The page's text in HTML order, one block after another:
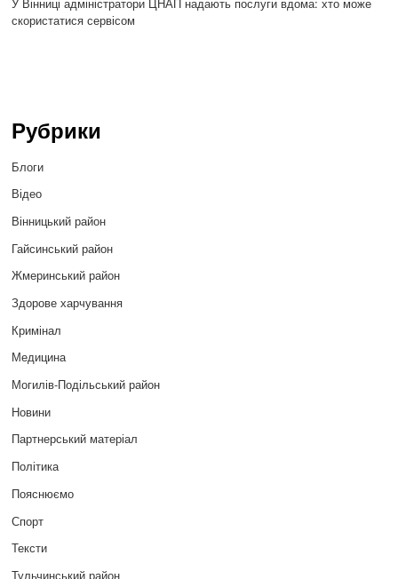
скористатися сервісом
Рубрики
Блоги
Відео
Вінницький район
Гайсинський район
Жмеринський район
Здорове харчування
Кримінал
Медицина
Могилів-Подільський район
Новини
Партнерський матеріал
Політика
Пояснюємо
Спорт
Тексти
Тульчинський район